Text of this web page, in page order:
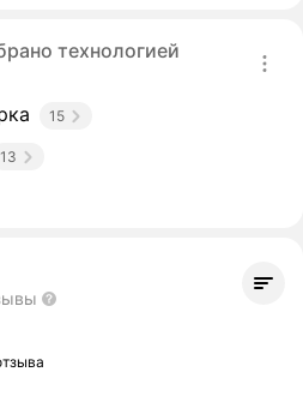
технологией
15
13